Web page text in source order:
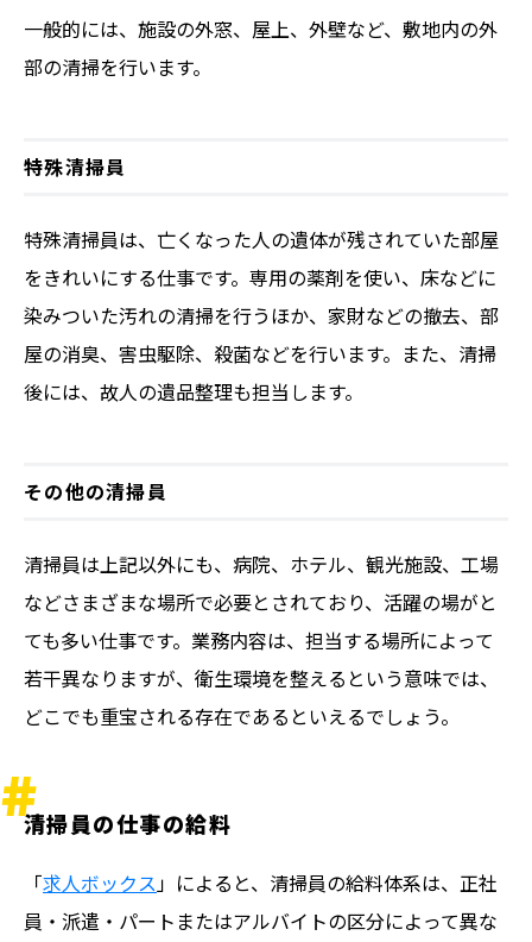
一般的には、施設の外窓、屋上、外壁など、敷地内の外
部の清掃を行います。
特殊清掃員
特殊清掃員は、亡くなった人の遺体が残されていた部屋
をきれいにする仕事です。専用の薬剤を使い、床などに
染みついた汚れの清掃を行うほか、家財などの撤去、部
屋の消臭、害虫駆除、殺菌などを行います。また、清掃
後には、故人の遺品整理も担当します。
その他の清掃員
清掃員は上記以外にも、病院、ホテル、観光施設、工場
などさまざまな場所で必要とされており、活躍の場がと
ても多い仕事です。業務内容は、担当する場所によって
若干異なりますが、衛生環境を整えるという意味では、
どこでも重宝される存在であるといえるでしょう。
清掃員の仕事の給料
「求人ボックス」によると、清掃員の給料体系は、正社
員・派遣・パートまたはアルバイトの区分によって異な